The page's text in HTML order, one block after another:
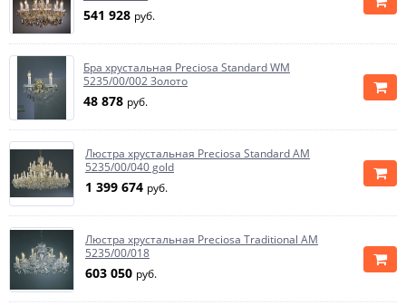
541 928 руб.
Бра хрустальная Preciosa Standard WM
5235/00/002 Золото
48 878 руб.
Люстра хрустальная Preciosa Standard AM
5235/00/040 gold
1 399 674 руб.
Люстра хрустальная Preciosa Traditional AM
5235/00/018
603 050 руб.